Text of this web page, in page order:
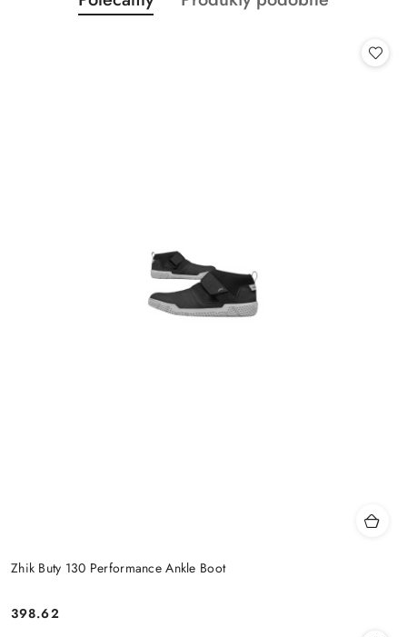
Pomiń karuzelę produktów
o
Zhik Buty 130 Performance Ankle Boot
Cena:
398.62